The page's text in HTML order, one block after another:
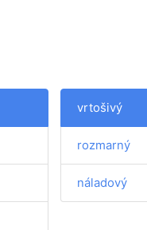
vrtošivý
rozmarný
náladový